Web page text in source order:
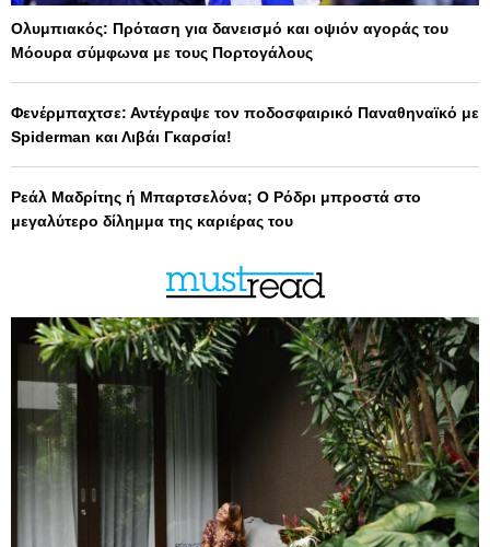
Ολυμπιακός: Πρόταση για δανεισμό και οψιόν αγοράς του
Μόουρα σύμφωνα με τους Πορτογάλους
Φενέρμπαχτσε: Αντέγραψε τον ποδοσφαιρικό Παναθηναϊκό με
Spiderman και Λιβάι Γκαρσία!
Ρεάλ Μαδρίτης ή Μπαρτσελόνα; Ο Ρόδρι μπροστά στο
μεγαλύτερο δίλημμα της καριέρας του